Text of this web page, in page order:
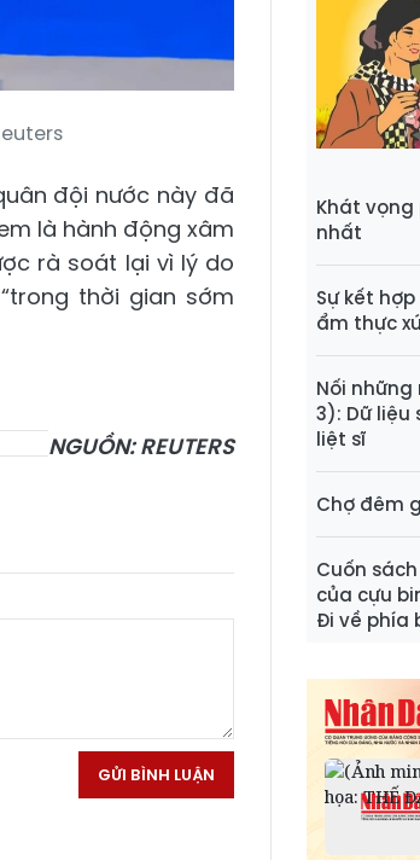
đội nước này đã
là hành động xâm
rà soát lại vì lý do
thời gian sớm
NGUỒN: REUTERS
GỬI BÌNH LUẬN
Khát
nhất
Sự kết
ẩm thực
Nối
3): Dữ liệu
liệt sĩ
Chợ đêm
Cuốn
của cựu
Đi về phía